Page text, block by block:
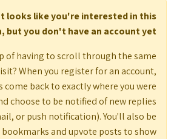
looks like you're interested in this
but you don't have an account yet.
of having to scroll through the same
When you register for an account,
come back to exactly where you were
choose to be notified of new replies
or push notification). You'll also be
bookmarks and upvote posts to show